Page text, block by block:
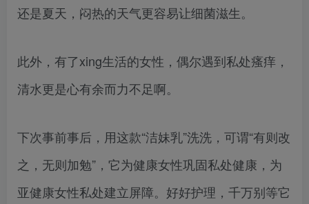
还是夏天，闷热的天气更容易让细菌滋生。
此外，有了xing生活的女性，偶尔遇到私处瘙痒，
清水更是心有余而力不足啊。
下次事前事后，用这款“洁妹乳”洗洗，可谓“有则改
之，无则加勉”，它为健康女性巩固私处健康，为
亚健康女性私处建立屏障。好好护理，千万别等它